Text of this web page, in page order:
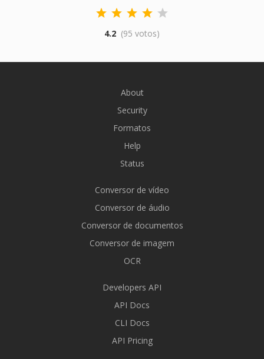
4.2 (95 votos)
About
Security
Formatos
Help
Status
Conversor de vídeo
Conversor de áudio
Conversor de documentos
Conversor de imagem
OCR
Developers API
API Docs
CLI Docs
API Pricing